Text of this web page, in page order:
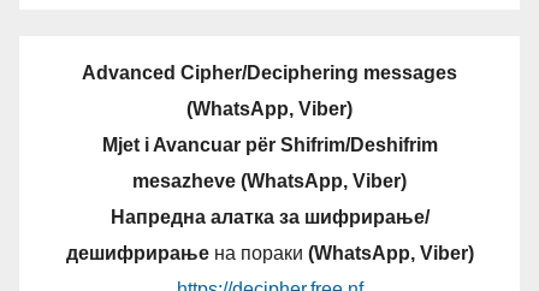
Advanced Cipher/Deciphering messages
(WhatsApp, Viber)
Mjet i Avancuar për Shifrim/Deshifrim
mesazheve (WhatsApp, Viber)
Напредна алатка за шифрирање/
дешифрирањена пораки (WhatsApp, Viber)